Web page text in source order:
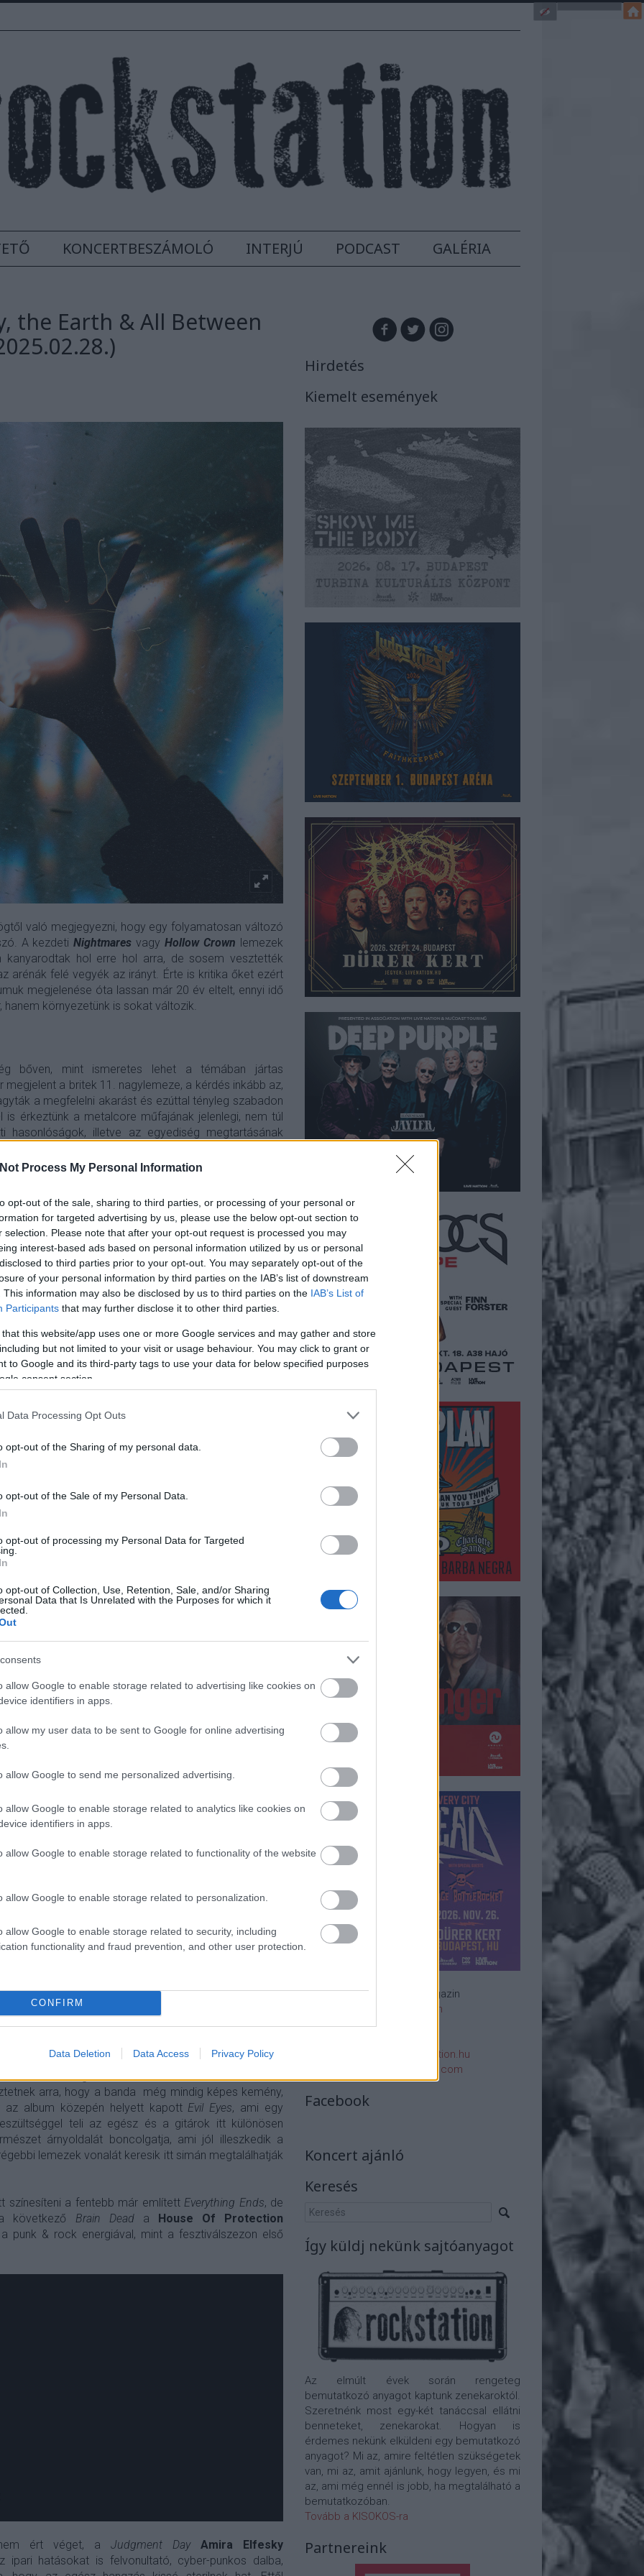
Process My Personal Information
opt-out of the sale, sharing to third parties, or processing of your personal or
for targeted advertising by us, please use the below opt-out section to
selection. Please note that after your opt-out request is processed you may
interest-based ads based on personal information utilized by us or personal
to third parties prior to your opt-out. You may separately opt-out of the
of your personal information by third parties on the IAB’s list of downstream
This information may also be disclosed by us to third parties on the IAB’s List of
Participants that may further disclose it to other third parties.
that this website/app uses one or more Google services and may gather and store
but not limited to your visit or usage behaviour. You may click to grant or
to Google and its third-party tags to use your data for below specified purposes
consent section.
Data Processing Opt Outs
opt-out of the Sharing of my personal data.
opt-out of the Sale of my Personal Data.
opt-out of processing my Personal Data for Targeted
opt-out of Collection, Use, Retention, Sale, and/or Sharing
Data that Is Unrelated with the Purposes for which it
allow Google to enable storage related to advertising like cookies on
identifiers in apps.
allow my user data to be sent to Google for online advertising
allow Google to send me personalized advertising.
allow Google to enable storage related to analytics like cookies on
identifiers in apps.
allow Google to enable storage related to functionality of the website
allow Google to enable storage related to personalization.
allow Google to enable storage related to security, including
functionality and fraud prevention, and other user protection.
CONFIRM
Data Deletion Data Access Privacy Policy
KONCERTBESZÁMOLÓ INTERJÚ PODCAST GALÉRIA
the Earth & All Between
való megjegyezni, hogy egy folyamatosan változó
A kezdetiNightmares vagyHollow Crown lemezek
kanyarodtak hol erre hol arra, de sosem vesztették
arénák felé vegyék az irányt. Érte is kritika őket ezért
megjelenése óta lassan már 20 év eltelt, ennyi idő
környezetünk is sokat változik.
bőven, mint ismeretes lehet a témában jártas
a britek 11. nagylemeze, a kérdés inkább az,
a megfelelni akarást és ezúttal tényleg szabadon
is érkeztünk a metalcore műfajának jelenlegi, nem túl
hasonlóságok, illetve az egyediség megtartásának
kihívások is, amelyekkel a zenekarok szembesülnek,
igényei és a kereskedelmi siker között. Na de
i csapat, mit találunk ég és föld között, íme a
a dalokat rendesen. De hiába a 6-7 single, nekem
is kívántam állást foglalni
tartalmazó albumot végig nem pörgettem. Az első
és a mikrofon mögött egy agresszív Sam Carterrel
túlfűtött reakció a zenekart ért kritikákra, zenében
mint az előző album. A kislemezek közül talán a
géppuskaszerű duplázó és súlyos, groove-központú
az egyik legkapósabb
egy kifejezés: Bring Me The Fish… De vajon az
mellett őket is megtaláljuk.
rögtön a nyitány, a kissé futurisztikus
egy monumentális breakdownnal robban be.
ésBlackholea régebbi, karcosabbArchitects
feszes gitárok és Sam Carter dühe zúdul a
arra, hogy a banda még mindig képes kemény,
album közepén helyett kapott Evil Eyes, ami egy
teli az egész és a gitárok itt különösen
árnyoldalát boncolgatja, ami jól illeszkedik a
lemezek vonalát keresik itt simán megtalálhatják
színesíteni a fentebb már említett Everything Ends, de
következő Brain Deada House Of Protection
punk & rock energiával, mint a fesztiválszezon első
ért véget, a Judgment Day
Amira Elfesky
ipari hatásokat is felvonultató, cyber-punkos dalba,
Hirdetés
Kiemelt események
Rockzenei magazin
Impresszum
rsszerk@rockstation.hu
rsszerk@gmail.com
Facebook
Koncert ajánló
Keresés
Így küldj nekünk sajtóanyagot
Az elmúlt évek során rengeteg
bemutatkozó anyagot kaptunk zenekaroktól.
Szeretnénk most egy-két tanáccsal ellátni
benneteket, zenekarokat. Hogyan is
érdemes nekünk elküldeni egy bemutatkozó
anyagot? Mi az, amire feltétlen szükségetek
van, mi az, amit ajánlunk, hogy legyen, és mi
az, ami még ennél is jobb, ha megtalálható a
bemutatkozóban.
Tovább a KISOKOS-ra
Partnereink